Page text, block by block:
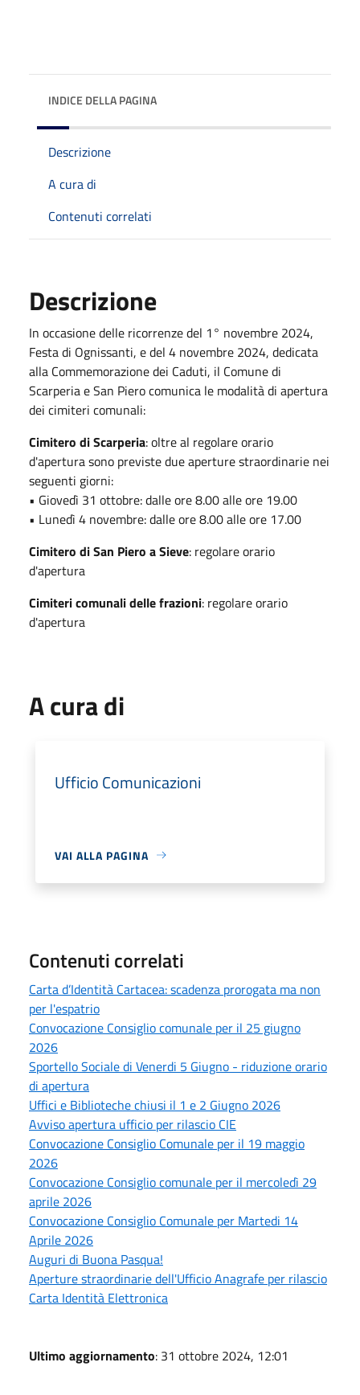
INDICE DELLA PAGINA
Descrizione
A cura di
Contenuti correlati
Descrizione
In occasione delle ricorrenze del 1° novembre 2024,
Festa di Ognissanti, e del 4 novembre 2024, dedicata
alla Commemorazione dei Caduti, il Comune di
Scarperia e San Piero comunica le modalità di apertura
dei cimiteri comunali:
Cimitero di Scarperia: oltre al regolare orario
d'apertura sono previste due aperture straordinarie nei
seguenti giorni:
• Giovedì 31 ottobre: dalle ore 8.00 alle ore 19.00
• Lunedì 4 novembre: dalle ore 8.00 alle ore 17.00
Cimitero di San Piero a Sieve: regolare orario
d'apertura
Cimiteri comunali delle frazioni: regolare orario
d'apertura
A cura di
Ufficio Comunicazioni
VAI ALLA PAGINA
Contenuti correlati
Carta d’Identità Cartacea: scadenza prorogata ma non
per l'espatrio
Convocazione Consiglio comunale per il 25 giugno
2026
Sportello Sociale di Venerdi 5 Giugno - riduzione orario
di apertura
Uffici e Biblioteche chiusi il 1 e 2 Giugno 2026
Avviso apertura ufficio per rilascio CIE
Convocazione Consiglio Comunale per il 19 maggio
2026
Convocazione Consiglio comunale per il mercoledì 29
aprile 2026
Convocazione Consiglio Comunale per Martedi 14
Aprile 2026
Auguri di Buona Pasqua!
Aperture straordinarie dell'Ufficio Anagrafe per rilascio
Carta Identità Elettronica
Ultimo aggiornamento: 31 ottobre 2024, 12:01